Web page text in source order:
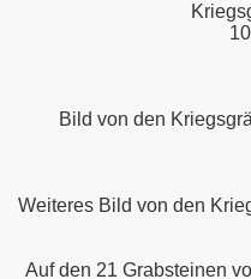
Bild von den
Weiteres Bild von den
Auf den 21 Grabsteinen